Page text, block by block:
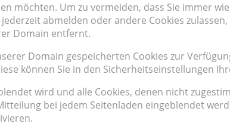
möchten. Um zu vermeiden, dass Sie immer
abmelden oder andere Cookies
Domain entfernt.
Domain gespeicherten Cookies zur
können Sie in den Sicherheitseinstellungen
wird und alle Cookies, denen nicht
bei jedem Seitenladen eingeblendet